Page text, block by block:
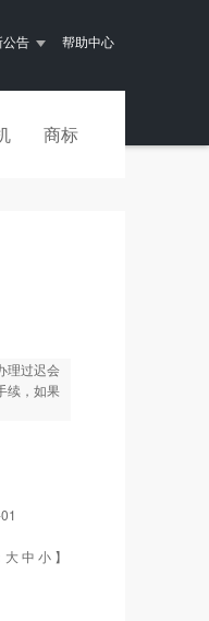
公告 帮助中心
商标
理过迟会
续，如果
大中 小 】